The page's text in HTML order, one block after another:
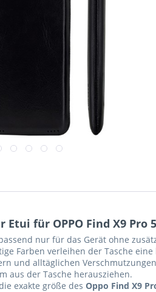
für OPPO Find X9
nur für das Gerät ohne
Farben verleihen der Tasche
und alltäglichen
aus der Tasche herausziehen.
exakte größe des Oppo Find X9